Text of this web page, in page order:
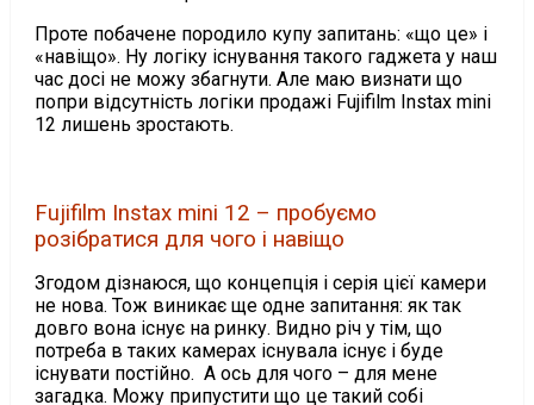
Проте побачене породило купу запитань: «що це» і
«навіщо». Ну логіку існування такого гаджета у наш
час досі не можу збагнути. Але маю визнати що
попри відсутність логіки продажі Fujifilm Instax mini
12 лишень зростають.
Fujifilm Instax mini 12 – пробуємо
розібратися для чого і навіщо
Згодом дізнаюся, що концепція і серія цієї камери
не нова. Тож виникає ще одне запитання: як так
довго вона існує на ринку. Видно річ у тім, що
потреба в таких камерах існувала існує і буде
існувати постійно. А ось для чого – для мене
загадка. Можу припустити що це такий собі